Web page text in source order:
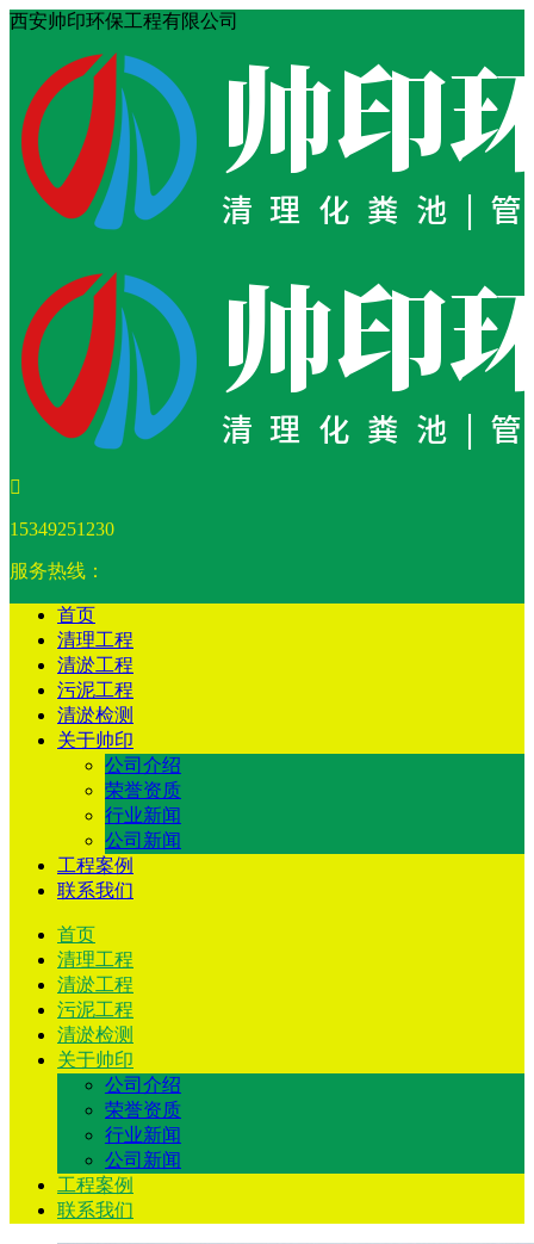
西安帅印环保工程有限公司
15349251230
服务热线：
首页
清理工程
清淤工程
污泥工程
清淤检测
关于帅印
公司介绍
荣誉资质
行业新闻
公司新闻
工程案例
联系我们
首页
清理工程
清淤工程
污泥工程
清淤检测
关于帅印
公司介绍
荣誉资质
行业新闻
公司新闻
工程案例
联系我们